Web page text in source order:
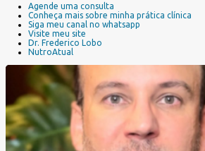
g
Agende uma consulta
Conheça mais sobre minha prática clínica
Siga meu canal no whatsapp
Visite meu site
Dr. Frederico Lobo
NutroAtual